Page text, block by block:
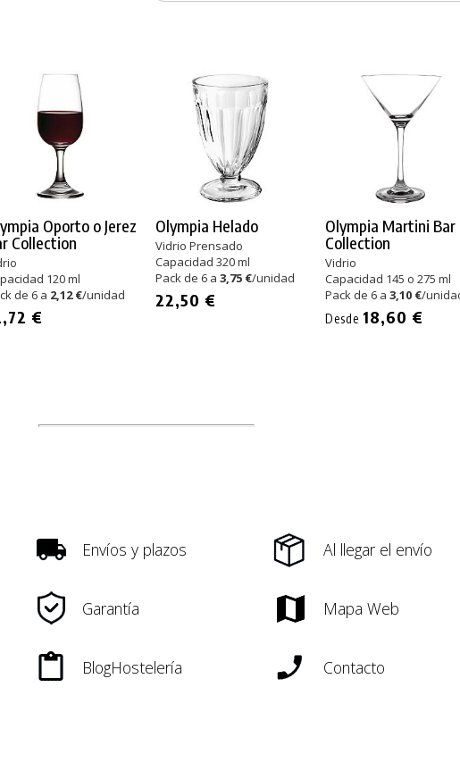
Oporto o Jerez
Collection
120 ml
de 6 a 2,12 €/unidad
€
Olympia Helado
Vidrio Prensado
Capacidad 320 ml
Pack de 6 a 3,75 €/unidad
22,50 €
Olympia Martini Bar
Collection
Vidrio
Capacidad 145 o 275 ml
Pack de 6 a 3,10 €/
Desde 18,60 €
Envíos y plazos Al llegar el envío
Garantía Mapa Web
BlogHostelería Contacto